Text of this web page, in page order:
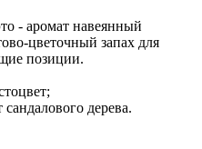
- аромат навеянный
цветочный запах для
позиции.
дерева.